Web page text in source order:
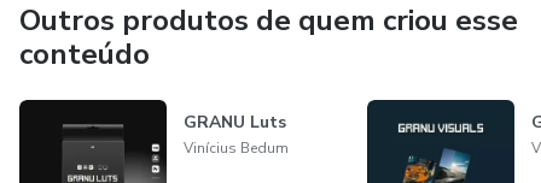
Outros produtos de quem criou esse
conteúdo
GRANU Luts
Vinícius Bedum